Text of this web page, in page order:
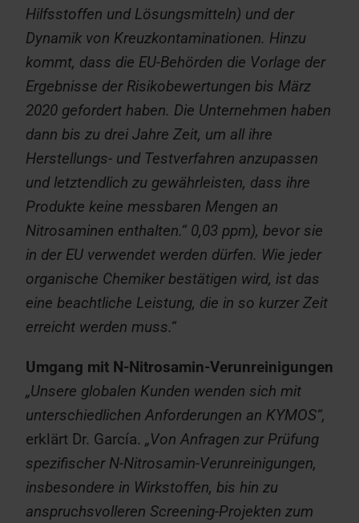
Hilfsstoffen und Lösungsmitteln) und der
Dynamik von Kreuzkontaminationen. Hinzu
kommt, dass die EU-Behörden die Vorlage der
Ergebnisse der Risikobewertungen bis März
2020 gefordert haben. Die Unternehmen haben
dann bis zu drei Jahre Zeit, um all ihre
Herstellungs- und Testverfahren anzupassen
und letztendlich zu gewährleisten, dass ihre
Produkte keine messbaren Mengen an
Nitrosaminen enthalten.“ 0,03 ppm), bevor sie
in der EU verwendet werden dürfen. Wie jeder
organische Chemiker bestätigen wird, ist das
eine beachtliche Leistung, die in so kurzer Zeit
erreicht werden muss.“
Umgang mit N-Nitrosamin-Verunreinigungen
„Unsere globalen Kunden wenden sich mit
unterschiedlichen Anforderungen an KYMOS“,
erklärt Dr. García. „Von Anfragen zur Prüfung
spezifischer N-Nitrosamin-Verunreinigungen,
insbesondere in Wirkstoffen, bis hin zu
anspruchsvolleren Screening-Projekten zum